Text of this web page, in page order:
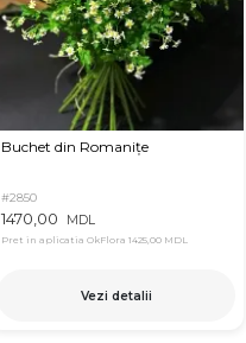
Buchet din Romanițe
#2850
1470,00 MDL
Pret in aplicatia OkFlora 1425,00 MDL
Vezi detalii